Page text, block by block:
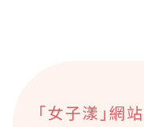
｢女子漾｣網站